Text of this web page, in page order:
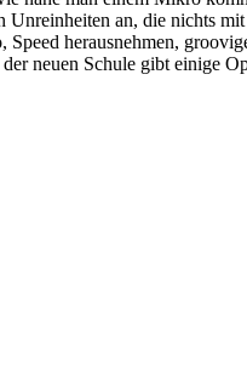
an, die nichts
herausnehmen,
neuen Schule gibt einige